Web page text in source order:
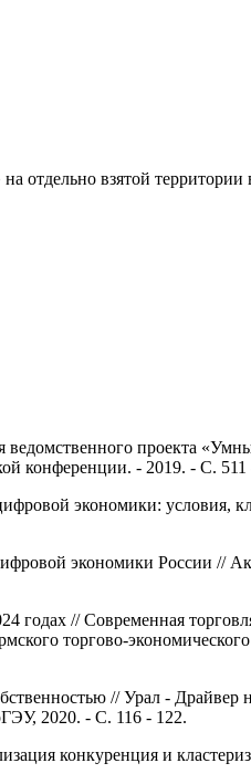
отдельно взятой
проекта
конференции. - 2019. - С. 511
экономики: условия,
экономики России //
// Современная
торгово-
// Урал - Драйвер
2020. - С. 116 - 122.
конкуренция и